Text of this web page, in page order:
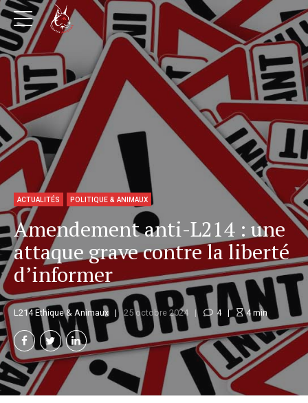
ACTUALITÉS POLITIQUE & ANIMAUX
Amendement anti-L214 : une
attaque grave contre la liberté
d’informer
L214 Ethique & Animaux 25 octobre 2024 4 4min